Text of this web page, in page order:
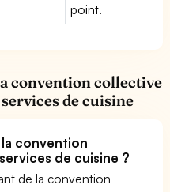
point.
convention collective
de cuisine
convention
de cuisine ?
de la convention